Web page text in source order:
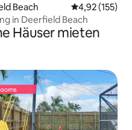
Beach
4,92 (155)
in Deerfield Beach
Häuser mieten